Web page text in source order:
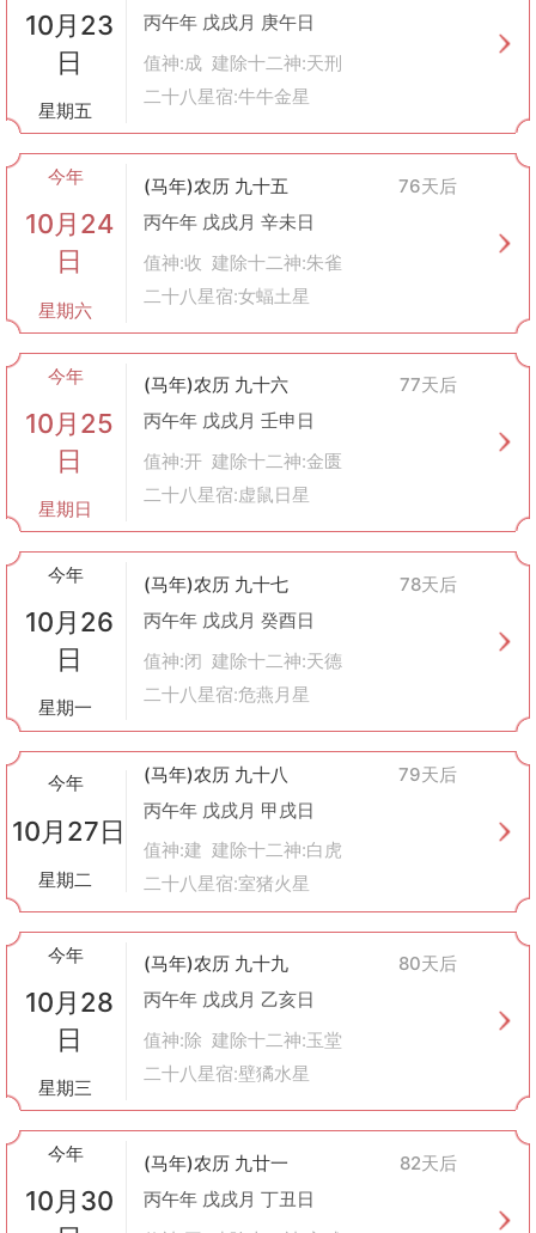
10月23
日
星期五
丙午年 戊戌月 庚午日
值神:成 建除十二神:天刑
二十八星宿:牛牛金星
今年
10月24
日
星期六
(马年)农历 九十五
76天后
丙午年 戊戌月 辛未日
值神:收 建除十二神:朱雀
二十八星宿:女蝠土星
今年
10月25
日
星期日
(马年)农历 九十六
77天后
丙午年 戊戌月 壬申日
值神:开 建除十二神:金匮
二十八星宿:虚鼠日星
今年
10月26
日
星期一
(马年)农历 九十七
78天后
丙午年 戊戌月 癸酉日
值神:闭 建除十二神:天德
二十八星宿:危燕月星
今年
10月27日
星期二
(马年)农历 九十八
79天后
丙午年 戊戌月 甲戌日
值神:建 建除十二神:白虎
二十八星宿:室猪火星
今年
10月28
日
星期三
(马年)农历 九十九
80天后
丙午年 戊戌月 乙亥日
值神:除 建除十二神:玉堂
二十八星宿:壁獝水星
今年
10月30
(马年)农历 九廿一
82天后
丙午年 戊戌月 丁丑日